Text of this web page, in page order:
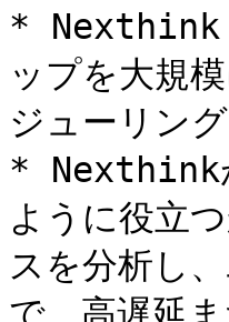
* Nexthink
ップを大規
ジューリン
* Nexthink
ように役立
スを分析し
で、高遅延